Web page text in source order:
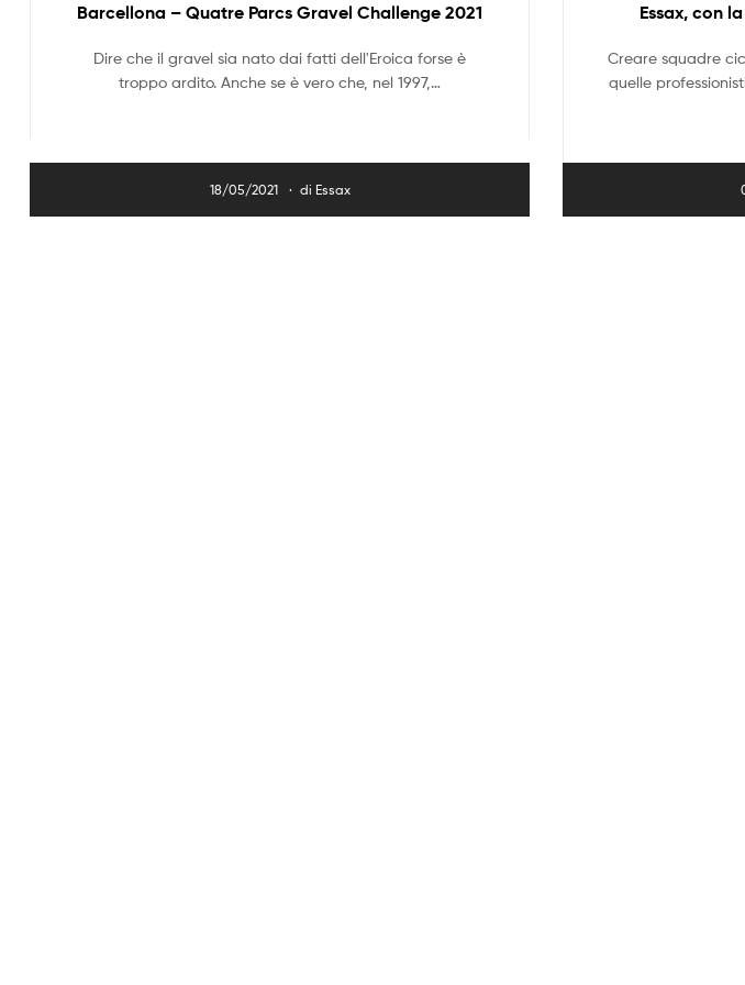
Selle
in
Barcellona – Quatre Parcs Gravel Challenge 2021
Dire che il gravel sia nato dai fatti dell'Eroica forse è
troppo ardito. Anche se è vero che, nel 1997,…
18/05/2021 di Essax
Essax, con
Creare squadre
quelle